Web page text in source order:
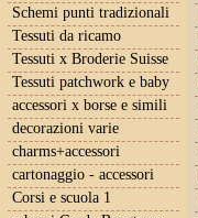
Schemi punti tradizionali
Tessuti da ricamo
Tessuti x Broderie Suisse
Tessuti patchwork e baby
accessori x borse e simili
decorazioni varie
charms+accessori
cartonaggio - accessori
Corsi e scuola 1